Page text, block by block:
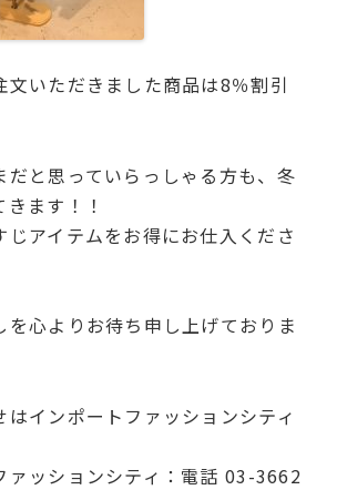
文いただきました商品は8％割引
だと思っていらっしゃる方も、冬
ます！！
じアイテムをお得にお仕入くださ
を心よりお待ち申し上げておりま
はインポートファッションシティ
ァッションシティ：電話 03-3662